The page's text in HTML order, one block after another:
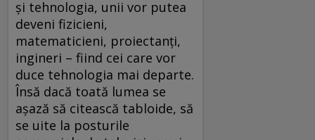
şi tehnologia, unii vor putea
deveni fizicieni,
matematicieni, proiectanţi,
ingineri – fiind cei care vor
duce tehnologia mai departe.
Însă dacă toată lumea se
aşază să citească tabloide, să
se uite la posturile